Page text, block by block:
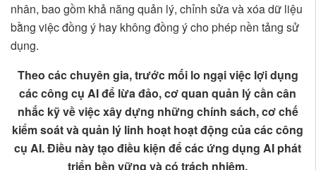
nhân, bao gồm khả năng quản lý, chỉnh sửa và xóa dữ liệu
bằng việc đồng ý hay không đồng ý cho phép nền tảng sử
dụng.
Theo các chuyên gia, trước mối lo ngại việc lợi dụng
các công cụ AI để lừa đảo, cơ quan quản lý cần cân
nhắc kỹ về việc xây dựng những chính sách, cơ chế
kiểm soát và quản lý linh hoạt hoạt động của các công
cụ AI. Điều này tạo điều kiện để các ứng dụng AI phát
triển bền vững và có trách nhiệm.